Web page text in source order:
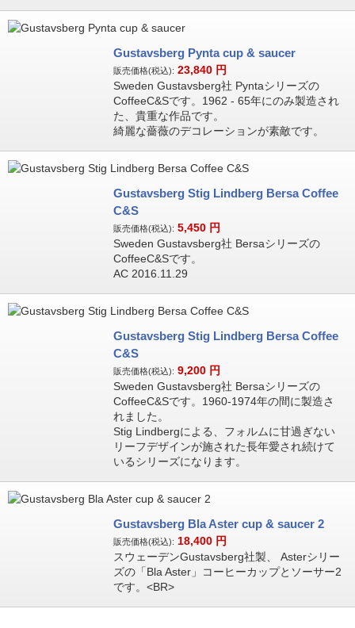
Gustavsberg Pynta cup & saucer
販売価格(税込): 23,840 円
Sweden Gustavsberg社 Pyntaシリーズの
CoffeeC&Sです。1962 - 65年にのみ製造され
た、貴重な作品です。
綺麗な薔薇のデコレーションが素敵です。
Gustavsberg Stig Lindberg Bersa Coffee
C&S
販売価格(税込): 5,450 円
Sweden Gustavsberg社 Bersaシリーズの
CoffeeC&Sです。
AC 2016.11.29
Gustavsberg Stig Lindberg Bersa Coffee
C&S
販売価格(税込): 9,200 円
Sweden Gustavsberg社 Bersaシリーズの
CoffeeC&Sです。1960-1974年の間に製造さ
れました。
Stig Lindbergによる、フォルムに甘過ぎない
リーフデザインが施された長年愛され続けて
いるシリーズになります。
Gustavsberg Bla Aster cup & saucer 2
販売価格(税込): 18,400 円
スウェーデンGustavsberg社製、 Asterシリー
ズの「Bla Aster」コーヒーカップとソーサー2
です。<BR>